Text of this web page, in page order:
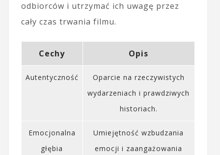
odbiorców i utrzymać ich uwagę przez
cały czas trwania filmu.
Cechy Opis
Autentyczność
Oparcie na rzeczywistych
wydarzeniach i prawdziwych
historiach.
Emocjonalna
głębia
Umiejętność wzbudzania
emocji i zaangażowania